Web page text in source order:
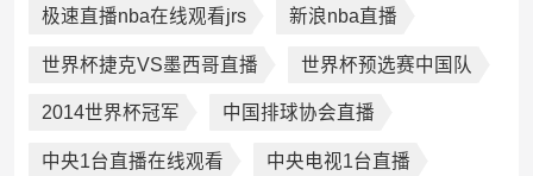
极速直播nba在线观看jrs 新浪nba直播
世界杯捷克VS墨西哥直播 世界杯预选赛中国队
2014世界杯冠军 中国排球协会直播
中央1台直播在线观看 中央电视1台直播